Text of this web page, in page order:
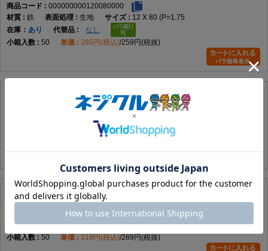
000000000120080000
鉄
生地
12 X 80 (P=1.75
在庫
あり
なし
50
285円(税込) 259円(税抜)
十字穴付（＋）ナベ小ねじ（全ねじ(並目
000000000120085000
12 X 85 (P=1.75
なし
303円(税込)
十字穴付（＋）ナベ小ねじ（全ねじ(並目
000000000120090000
生地
12 X 90 (P=1.75
在庫
あり
なし
50
318円(税込) 289円(税抜)